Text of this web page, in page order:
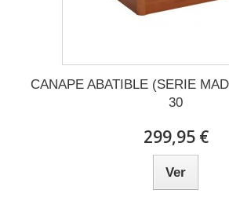
CANAPE ABATIBLE (SERIE
30
299,95 €
Ver